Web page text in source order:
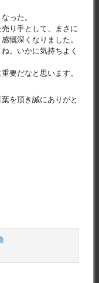
った。
り手として、まさに
慨深くなりました。
。いかに気持ちよく
要だなと思います。
を頂き誠にありがと